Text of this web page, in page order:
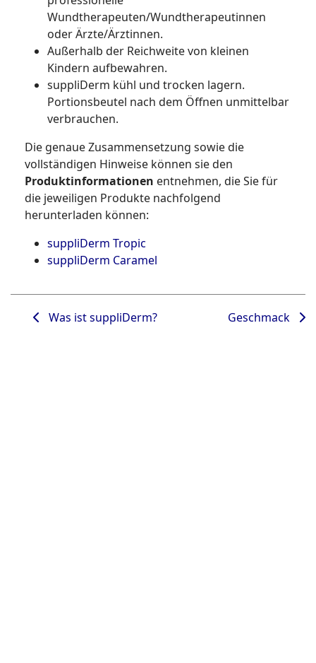
Wundtherapeuten/Wundtherapeutinnen
oder Ärzte/Ärztinnen.
Außerhalb der Reichweite von kleinen
Kindern aufbewahren.
suppliDerm kühl und trocken lagern.
Portionsbeutel nach dem Öffnen unmittelbar
verbrauchen.
Die genaue Zusammensetzung sowie die
vollständigen Hinweise können sie den
Produktinformationen entnehmen, die Sie für
die jeweiligen Produkte nachfolgend
herunterladen können:
suppliDerm Tropic
suppliDerm Caramel
Was ist suppliDerm? Geschmack